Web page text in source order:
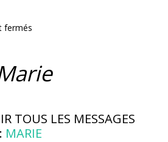
fermés
TOUS LES MESSAGES
MARIE